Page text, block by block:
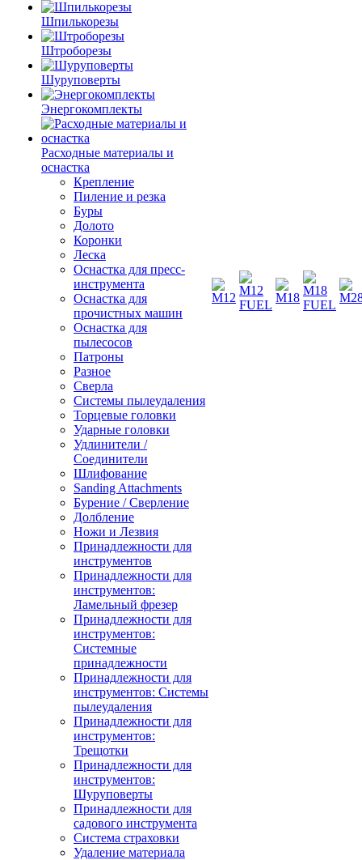
Шпилькорезы
Штроборезы
Шуруповерты
Энергокомплекты
Расходные материалы и
оснастка
Крепление
Пиление и резка
Буры
Долото
Коронки
Леска
Оснастка для пресс-
инструмента
Оснастка для
прочистных машин
Оснастка для
пылесосов
Патроны
Разное
Сверла
Системы пылеудаления
Торцевые головки
Ударные головки
Удлинители /
Соединители
Шлифование
Sanding Attachments
Бурение / Сверление
Долбление
Ножи и Лезвия
Принадлежности для
инструментов
Принадлежности для
инструментов:
Ламельный фрезер
Принадлежности для
инструментов:
Системные
принадлежности
Принадлежности для
инструментов: Системы
пылеудаления
Принадлежности для
инструментов:
Трещотки
Принадлежности для
инструментов:
Шуруповерты
Принадлежности для
садового инструмента
Система страховки
Удаление материала